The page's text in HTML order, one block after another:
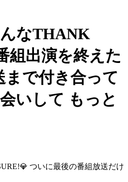
なTHANK
組出演を終えた
で付き合って
ついに最後の番組放送だけ